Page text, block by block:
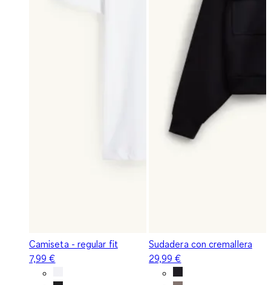
Camiseta - regular fit
7,99 €
Sudadera con cremallera
29,99 €